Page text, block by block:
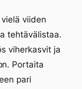
viiden
tehtävälistaa.
viherkasvit ja
Portaita
pari